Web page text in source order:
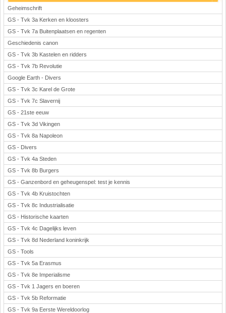
Geheimschrift
GS - Tvk 3a Kerken en kloosters
GS - Tvk 7a Buitenplaatsen en regenten
Geschiedenis canon
GS - Tvk 3b Kastelen en ridders
GS - Tvk 7b Revolutie
Google Earth - Divers
GS - Tvk 3c Karel de Grote
GS - Tvk 7c Slavernij
GS - 21ste eeuw
GS - Tvk 3d Vikingen
GS - Tvk 8a Napoleon
GS - Divers
GS - Tvk 4a Steden
GS - Tvk 8b Burgers
GS - Ganzenbord en geheugenspel: test je kennis
GS - Tvk 4b Kruistochten
GS - Tvk 8c Industrialisatie
GS - Historische kaarten
GS - Tvk 4c Dagelijks leven
GS - Tvk 8d Nederland koninkrijk
GS - Tools
GS - Tvk 5a Erasmus
GS - Tvk 8e Imperialisme
GS - Tvk 1 Jagers en boeren
GS - Tvk 5b Reformatie
GS - Tvk 9a Eerste Wereldoorlog